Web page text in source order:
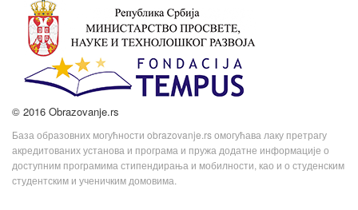
© 2016 Obrazovanje.rs
База образовних могућности obrazovanje.rs омогућава лаку претрагу
акредитованих установа и програма и пружа додатне информације о
доступним програмима стипендирања и мобилности, као и о студенским
студентским и ученичким домовима.